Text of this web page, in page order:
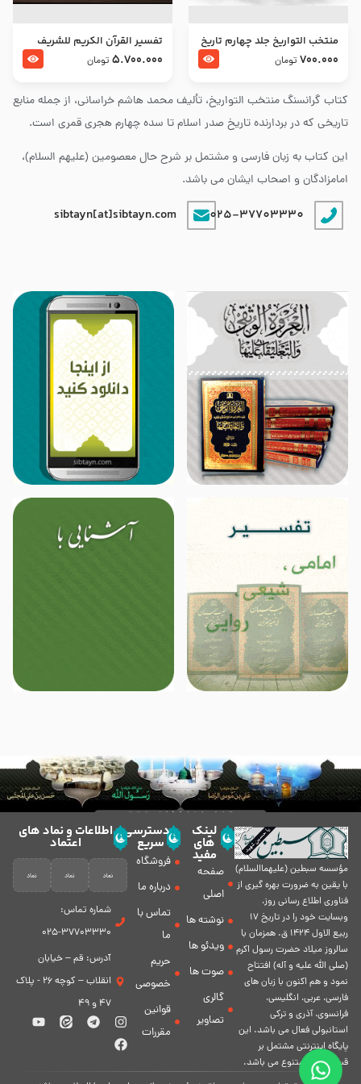
کتاب گرانسنگ منتخب التواريخ، تألیف محمد هاشم خراسانی، از جمله منابع
تاریخی که در بردارنده تاریخ صدر اسلام تا سده چهارم هجری قمری است.
این کتاب به زبان فارسی و مشتمل بر شرح حال معصومین (علیهم السلام)،
امامزادگان و اصحاب ایشان می باشد.
025-37703330
sibtayn[at]sibtayn.com
منتخب التواریخ جلد چهارم تاریخ
امام زین العابدین و امام محمد
700.000 تومان
تفسير القرآن الكريم للشريف
المرتضي قدس سرّه
5.700.000 تومان
مؤسسه سبطين (عليهماالسلام)
با يقين به ضرورت بهره گیرى از
فناورى اطلاع رسانى روز،
وبسایت خود را در تاريخ 17
ربيع الاول 1424 ق. همزمان با
سالروز ميلاد حضرت رسول اكرم
(صلی الله علیه و آله) افتتاح
نمود و هم اكنون با زبان های
فارسی، عربى، انگلیسی،
فرانسوی، آذری و ترکی
استانبولی فعال مى باشد. اين
پايگاه اينترنتى مشتمل بر
قسمت هاى متنوع مى باشد.
لینک
های
مفید
صفحه
اصلی
نوشته ها
ویدئو ها
صوت ها
گالری
تصاویر
دسترسی
سریع
فروشگاه
درباره ما
تماس با
ما
حریم
خصوصی
قوانین
مقررات
اطلاعات و نماد های
اعتماد
شماره تماس:
37703330-025
آدرس: قم – خیابان
انقلاب – کوچه 26 - پلاک
47 و 49